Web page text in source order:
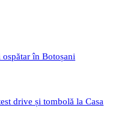
ospătar în Botoșani
drive și tombolă la Casa